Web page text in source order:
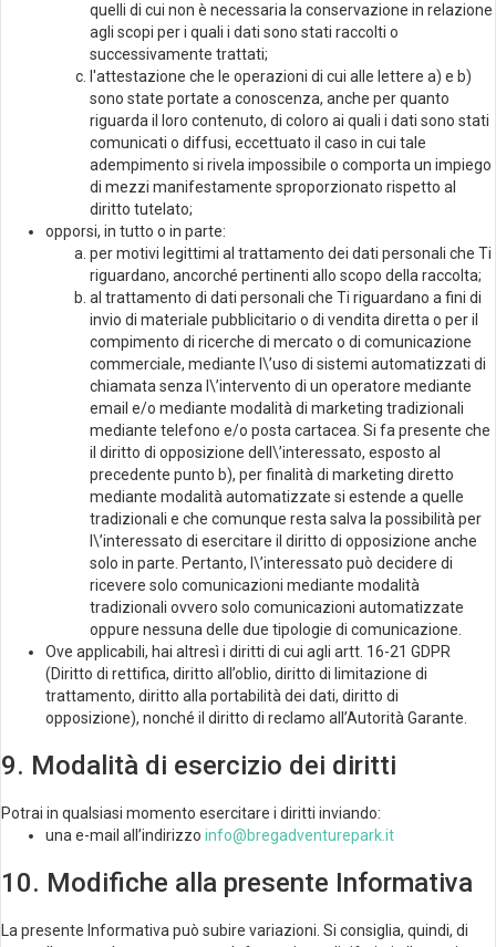
quelli di cui non è necessaria la conservazione in relazione
agli scopi per i quali i dati sono stati raccolti o
successivamente trattati;
l'attestazione che le operazioni di cui alle lettere a) e b)
sono state portate a conoscenza, anche per quanto
riguarda il loro contenuto, di coloro ai quali i dati sono stati
comunicati o diffusi, eccettuato il caso in cui tale
adempimento si rivela impossibile o comporta un impiego
di mezzi manifestamente sproporzionato rispetto al
diritto tutelato;
opporsi, in tutto o in parte:
per motivi legittimi al trattamento dei dati personali che Ti
riguardano, ancorché pertinenti allo scopo della raccolta;
al trattamento di dati personali che Ti riguardano a fini di
invio di materiale pubblicitario o di vendita diretta o per il
compimento di ricerche di mercato o di comunicazione
commerciale, mediante l\’uso di sistemi automatizzati di
chiamata senza l\’intervento di un operatore mediante
email e/o mediante modalità di marketing tradizionali
mediante telefono e/o posta cartacea. Si fa presente che
il diritto di opposizione dell\’interessato, esposto al
precedente punto b), per finalità di marketing diretto
mediante modalità automatizzate si estende a quelle
tradizionali e che comunque resta salva la possibilità per
l\’interessato di esercitare il diritto di opposizione anche
solo in parte. Pertanto, l\’interessato può decidere di
ricevere solo comunicazioni mediante modalità
tradizionali ovvero solo comunicazioni automatizzate
oppure nessuna delle due tipologie di comunicazione.
Ove applicabili, hai altresì i diritti di cui agli artt. 16-21 GDPR
(Diritto di rettifica, diritto all’oblio, diritto di limitazione di
trattamento, diritto alla portabilità dei dati, diritto di
opposizione), nonché il diritto di reclamo all’Autorità Garante.
9. Modalità di esercizio dei diritti
Potrai in qualsiasi momento esercitare i diritti inviando:
una e-mail all’indirizzo info@bregadventurepark.it
10. Modifiche alla presente Informativa
La presente Informativa può subire variazioni. Si consiglia, quindi, di